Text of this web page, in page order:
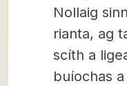
Nollaig
rianta, ag
scíth a
buíochas